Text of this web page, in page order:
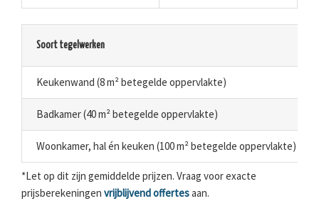
Soort tegelwerken
Keukenwand (8 m² betegelde oppervlakte)
Badkamer (40 m² betegelde oppervlakte)
Woonkamer, hal én keuken (100 m² betegelde oppervlakte)
*Let op dit zijn gemiddelde prijzen. Vraag voor exacte
prijsberekeningen vrijblijvend offertesaan.